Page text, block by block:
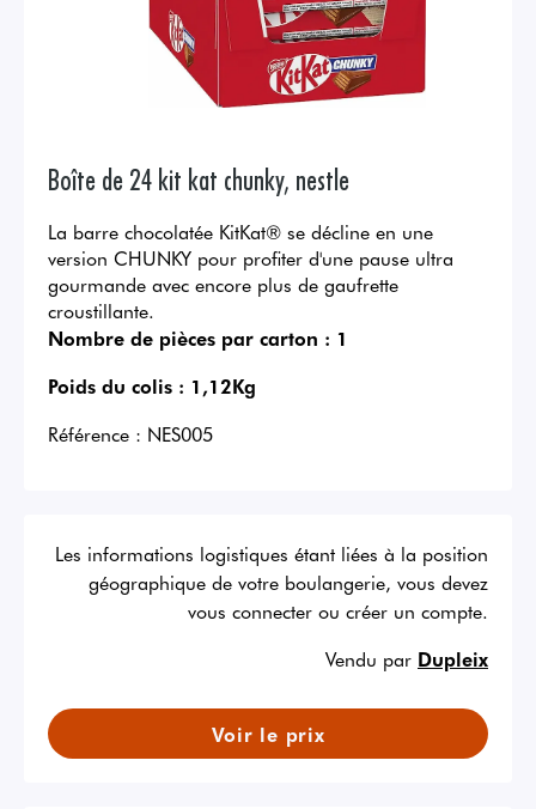
Boîte de 24 kit kat chunky, nestle
La barre chocolatée KitKat® se décline en une
version CHUNKY pour profiter d'une pause ultra
gourmande avec encore plus de gaufrette
croustillante.
Nombre de pièces par carton : 1
Poids du colis : 1,12Kg
Référence : NES005
Les informations logistiques étant liées à la position
géographique de votre boulangerie, vous devez
vous connecter ou créer un compte.
Vendu par Dupleix
Voir le prix